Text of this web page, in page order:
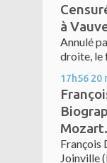
à
Annulé
droite, le
17h56 20
François
Joinville